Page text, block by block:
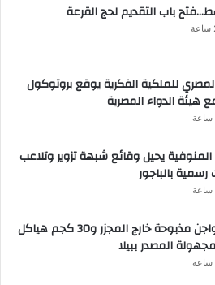
للملكية الفكرية يوقع بروتوكول
هيئة الدواء المصرية
يحيل وقائع شبهة تزوير وتلاعب
رسمية بالباجور
ضبط دواجن مذبوحة خارج المجزر و30 كجم هياكل
المصدر ببيلا